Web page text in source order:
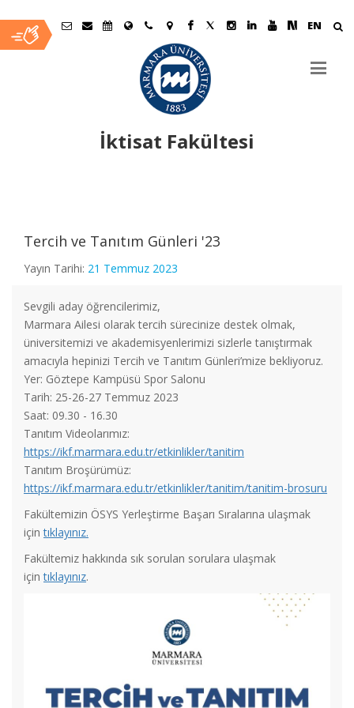
EN
İktisat Fakültesi
İçerik
Tercih ve Tanıtım Günleri '23
Yayın Tarihi: 21 Temmuz 2023
Sevgili aday öğrencilerimiz,
Marmara Ailesi olarak tercih sürecinize destek olmak,
üniversitemizi ve akademisyenlerimizi sizlerle tanıştırmak
amacıyla hepinizi Tercih ve Tanıtım Günleri’mize bekliyoruz.
Yer: Göztepe Kampüsü Spor Salonu
Tarih: 25-26-27 Temmuz 2023
Saat: 09.30 - 16.30
Tanıtım Videolarımız:
https://ikf.marmara.edu.tr/etkinlikler/tanitim
Tanıtım Broşürümüz:
https://ikf.marmara.edu.tr/etkinlikler/tanitim/tanitim-brosuru
Fakültemizin ÖSYS Yerleştirme Başarı Sıralarına ulaşmak
içintıklayınız.
Fakültemiz hakkında sık sorulan sorulara ulaşmak
içintıklayınız.